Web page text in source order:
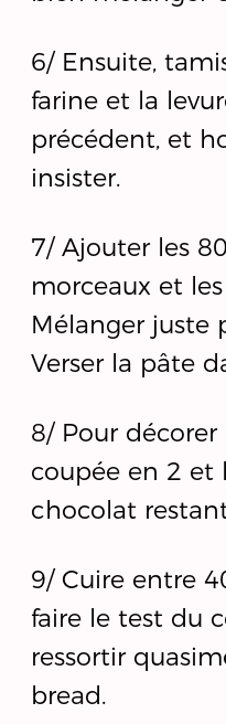
6/ Ensuite,
farine et la
précédent, et
insister.
7/ Ajouter les
morceaux et
Mélanger juste
Verser la pâte
8/ Pour
coupée en 2 et
chocolat
9/ Cuire entre
faire le test du
ressortir
bread.